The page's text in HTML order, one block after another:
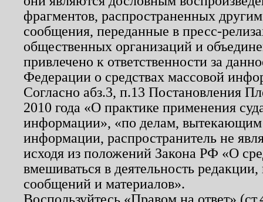
фрагментов, распространенных
сообщения, переданные в пресс-
общественных организаций и
привлечено к ответственности за
Федерации о средствах массовой
Согласно абз.3, п.13 Постановления
2010 года «О практике применения
информации», «по делам, вытекающим
информации, распространитель не
исходя из положений Закона РФ «О
вмешиваться в деятельность
сообщений и материалов».
Воспользуйтесь «Правом на ответ»